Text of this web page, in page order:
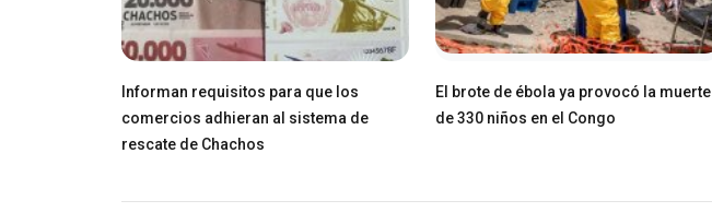
Informan requisitos para que los
comercios adhieran al sistema de
rescate de Chachos
El brote de ébola ya provocó la muerte
de 330 niños en el Congo